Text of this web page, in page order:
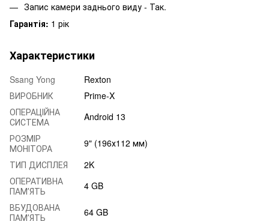
Запис камери заднього виду - Так.
Гарантія: 1 рік
Характеристики
Ssang Yong
Rexton
ВИРОБНИК
Prime-X
ОПЕРАЦІЙНА
СИСТЕМА
Android 13
РОЗМІР
МОНІТОРА
9" (196х112 мм)
ТИП ДИСПЛЕЯ
2K
ОПЕРАТИВНА
ПАМʼЯТЬ
4 GB
ВБУДОВАНА
ПАМʼЯТЬ
64 GB